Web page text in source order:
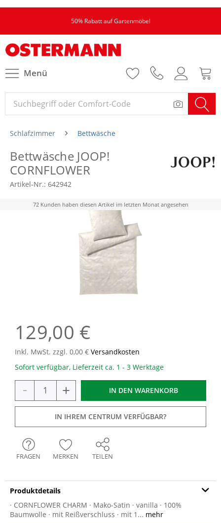
50% Rabatt auf Gartenmöbel
Menü
Schlafzimmer Bettwäsche
Bettwäsche JOOP!
CORNFLOWER
Artikel-Nr.: 642942
72 Kunden haben diesen Artikel im letzten Monat angesehen
129,00 €
Inkl. MwSt. zzgl. 0,00 € Versandkosten
Sofort verfügbar, Lieferzeit ca. 1 - 3 Werktage
- + IN DEN WARENKORB
IN IHREM CENTRUM VERFÜGBAR?
FRAGEN MERKEN TEILEN
Produktdetails
· CORNFLOWER CHARM · Mako-Satin · vanilla · 100%
Baumwolle · mit Reißverschluss · mit 1... mehr